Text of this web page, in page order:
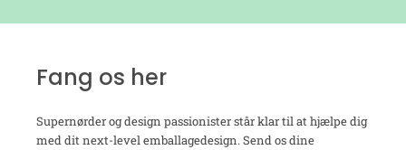
Fang os her
Supernørder og design passionister står klar til at hjælpe dig
med dit next-level emballagedesign. Send os dine